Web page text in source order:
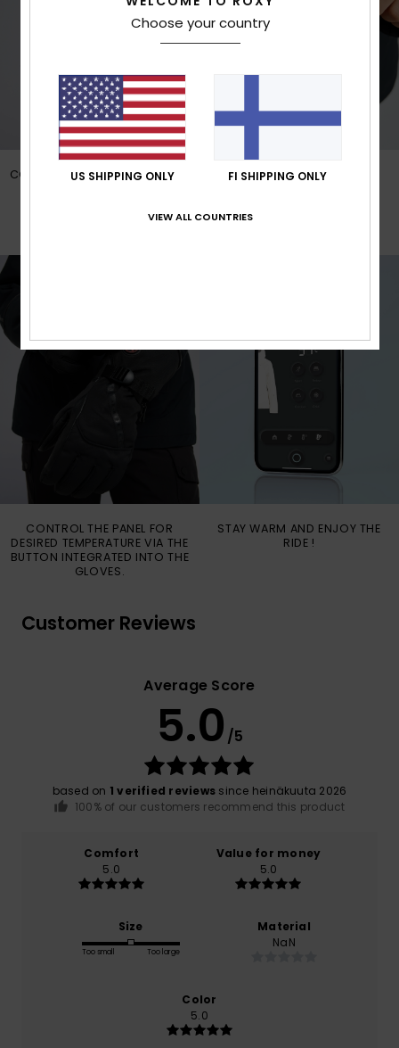
CONTROLLABLE HEATING PANEL
SAFELY POWERED VIA
CONTROL THE PANEL FOR
DESIRED TEMPERATURE VIA THE
BUTTON INTEGRATED INTO THE
GLOVES.
STAY WARM AND ENJOY THE
RIDE !
Customer Reviews
Average Score
5.0 /5
based on 1 verified reviews since heinäkuuta 2026
100% of our customers recommend this product
Comfort
5.0
Value for money
5.0
Size
Too small Too large
Material
NaN
Color
5.0
Choose your country
US SHIPPING ONLY FI SHIPPING ONLY
VIEW ALL COUNTRIES